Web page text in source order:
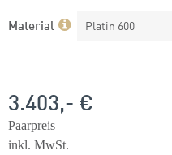
Material Platin 600
3.403,- €
Paarpreis
inkl. MwSt.